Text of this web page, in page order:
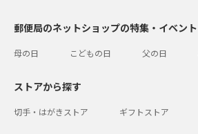
郵便局のネットショップの特集・イベント
母の日 こどもの日 父の日
ストアから探す
切手・はがきストア ギフトストア